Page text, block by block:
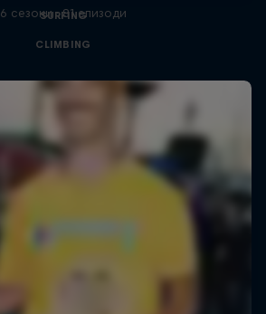
SURFING
6 сезони · 81 епизоди
CLIMBING